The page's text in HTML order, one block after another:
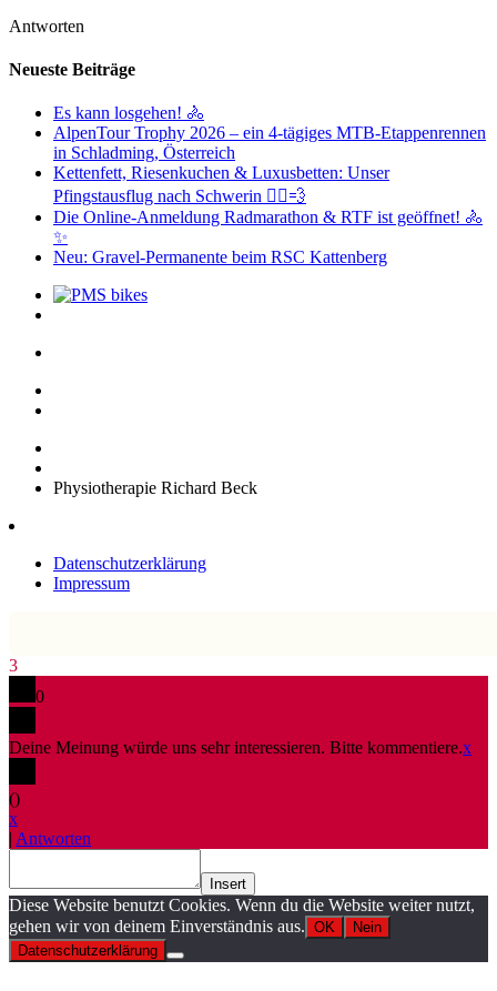
Antworten
Neueste Beiträge
Es kann losgehen! 🚴
AlpenTour Trophy 2026 – ein 4-tägiges MTB-Etappenrennen
in Schladming, Österreich
Kettenfett, Riesenkuchen & Luxusbetten: Unser
Pfingstausflug nach Schwerin 🚴‍♂️💨
Die Online-Anmeldung Radmarathon & RTF ist geöffnet! 🚴
✨
Neu: Gravel-Permanente beim RSC Kattenberg
Physiotherapie Richard Beck
Datenschutzerklärung
Impressum
3
0
Deine Meinung würde uns sehr interessieren. Bitte kommentiere.x
()
x
Antworten
Insert
Diese Website benutzt Cookies. Wenn du die Website weiter nutzt,
gehen wir von deinem Einverständnis aus. OK
Nein
Datenschutzerklärung